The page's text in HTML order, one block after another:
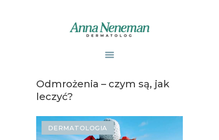
PUBLIKACJE
ZABIEGI
GABINETY
WPISY
Odmrożenia – czym są, jak
leczyć?
DERMATOLOGIA